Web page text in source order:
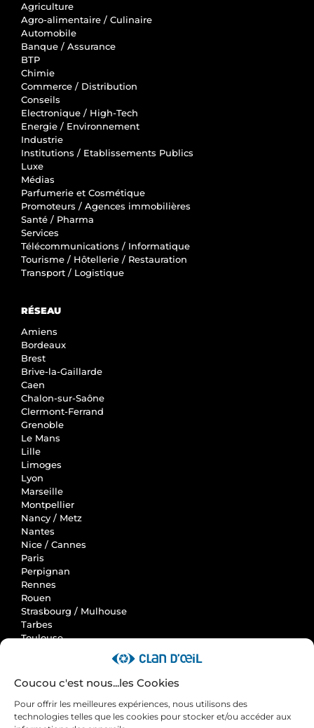
Coucou c'est nous...les Cookies
Pour offrir les meilleures expériences, nous utilisons des
technologies telles que les cookies pour stocker et/ou accéder aux
Agriculture
Agro-alimentaire / Culinaire
Automobile
Banque / Assurance
BTP
Chimie
Commerce / Distribution
Conseils
Electronique / High-Tech
Energie / Environnement
Industrie
Institutions / Etablissements Publics
Luxe
Médias
Parfumerie et Cosmétique
Promoteurs / Agences immobilières
Santé / Pharma
Services
Télécommunications / Informatique
Tourisme / Hôtellerie / Restauration
Transport / Logistique
RÉSEAU
Amiens
Bordeaux
Brest
Brive-la-Gaillarde
Caen
Chalon-sur-Saône
Clermont-Ferrand
Grenoble
Le Mans
Lille
Limoges
Lyon
Marseille
Montpellier
Nancy / Metz
Nantes
Nice / Cannes
Paris
Perpignan
Rennes
Rouen
Strasbourg / Mulhouse
Tarbes
Toulouse
Actus
Avis et cas clients